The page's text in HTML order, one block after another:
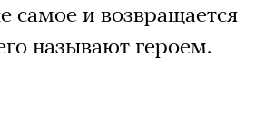
самое и возвращается
называют героем.